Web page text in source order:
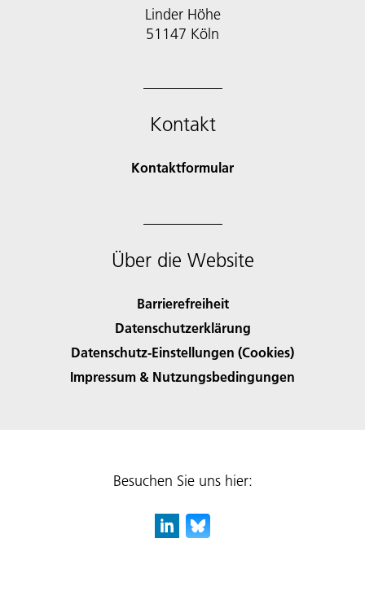
Linder Höhe
51147 Köln
Kontakt
Kontaktformular
Über die Website
Barrierefreiheit
Datenschutzerklärung
Datenschutz-Einstellungen (Cookies)
Impressum & Nutzungsbedingungen
Besuchen Sie uns hier: